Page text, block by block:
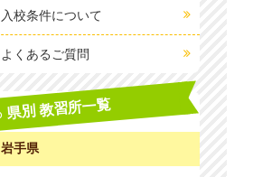
入校条件について
よくあるご質問
県別 教習所一覧
岩手県